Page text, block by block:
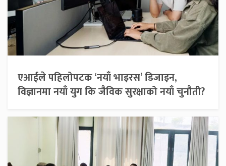
एआईले पहिलोपटक ‘नयाँ भाइरस’ डिजाइन,
विज्ञानमा नयाँ युग कि जैविक सुरक्षाको नयाँ चुनौती?